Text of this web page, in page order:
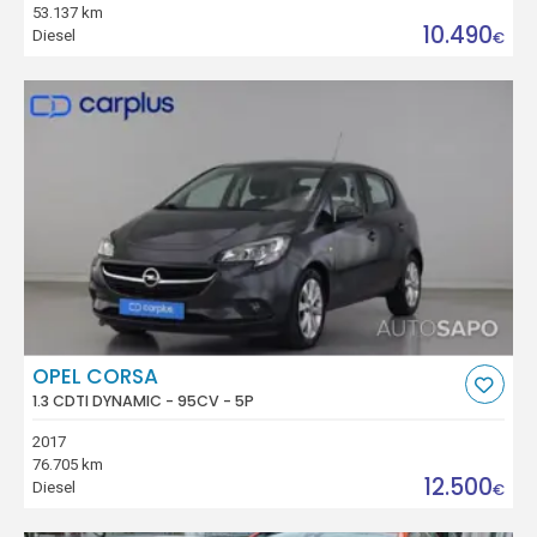
53.137 km
Diesel
10.490€
OPEL CORSA
1.3 CDTI DYNAMIC - 95CV - 5P
2017
76.705 km
Diesel
12.500€